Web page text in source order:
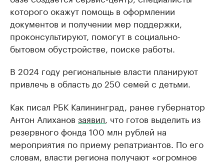
которого окажут помощь в оформлении
документов и получении мер поддержки,
проконсультируют, помогут в социально-
бытовом обустройстве, поиске работы.
В 2024 году региональные власти планируют
привлечь в область до 250 семей с детьми.
Как писал РБК Калининград, ранее губернатор
Антон Алиханов заявил , что готов выделить из
резервного фонда 100 млн рублей на
мероприятия по приему репатриантов. По его
словам, власти региона получают «огромное